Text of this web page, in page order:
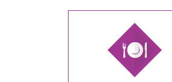
LIDO
PALACE)